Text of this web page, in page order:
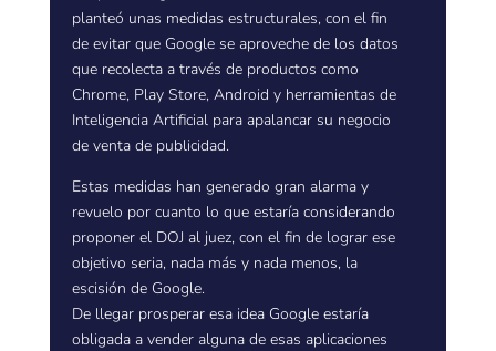
planteó unas medidas estructurales, con el fin
de evitar que Google se aproveche de los datos
que recolecta a través de productos como
Chrome, Play Store, Android y herramientas de
Inteligencia Artificial para apalancar su negocio
de venta de publicidad.
Estas medidas han generado gran alarma y
revuelo por cuanto lo que estaría considerando
proponer el DOJ al juez, con el fin de lograr ese
objetivo seria, nada más y nada menos, la
escisión de Google.
De llegar prosperar esa idea Google estaría
obligada a vender alguna de esas aplicaciones